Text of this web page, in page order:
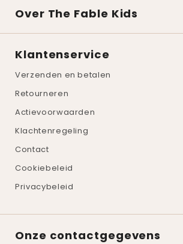
Over The Fable Kids
Klantenservice
Verzenden en betalen
Retourneren
Actievoorwaarden
Klachtenregeling
Contact
Cookiebeleid
Privacybeleid
Onze contactgegevens